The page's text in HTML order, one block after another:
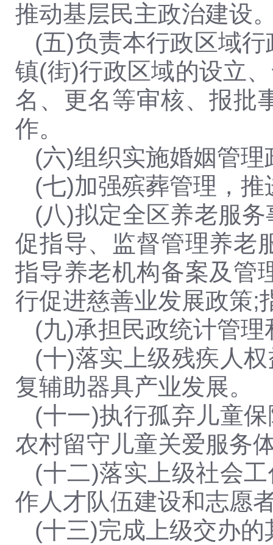
推动基层民主政治建设
(五)负责本行政区域
镇(街)行政区域的设立
名、更名等审核、报批
作。
(六)组织实施婚姻管
(七)加强殡葬管理，
(八)拟定全区养老服
促指导、监督管理养老
指导养老机构备案及管
行促进慈善业发展政策;
(九)承担民政统计管
(十)落实上级残疾人
复辅助器具产业发展。
(十一)执行孤弃儿童
农村留守儿童关爱服务
(十二)落实上级社会
作人才队伍建设和志愿
(十三)完成上级交办的